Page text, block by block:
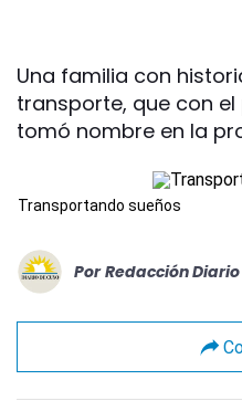
Una familia con
transporte, que con
tomó nombre en la
Transportando sueños
Por Redacción